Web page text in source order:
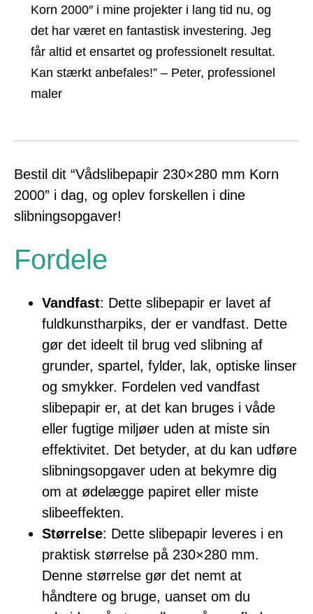
Korn 2000″ i mine projekter i lang tid nu, og
det har været en fantastisk investering. Jeg
får altid et ensartet og professionelt resultat.
Kan stærkt anbefales!” – Peter, professionel
maler
Bestil dit “Vådslibepapir 230×280 mm Korn
2000” i dag, og oplev forskellen i dine
slibningsopgaver!
Fordele
Vandfast: Dette slibepapir er lavet af
fuldkunstharpiks, der er vandfast. Dette
gør det ideelt til brug ved slibning af
grunder, spartel, fylder, lak, optiske linser
og smykker. Fordelen ved vandfast
slibepapir er, at det kan bruges i våde
eller fugtige miljøer uden at miste sin
effektivitet. Det betyder, at du kan udføre
slibningsopgaver uden at bekymre dig
om at ødelægge papiret eller miste
slibeeffekten.
Størrelse: Dette slibepapir leveres i en
praktisk størrelse på 230×280 mm.
Denne størrelse gør det nemt at
håndtere og bruge, uanset om du